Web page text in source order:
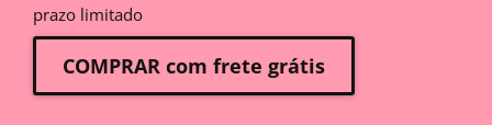
prazo limitado
COMPRAR com frete grátis